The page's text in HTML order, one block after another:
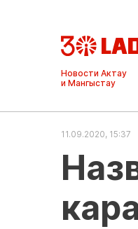
Ақтау және
Манғыстау
жаңалықтары
11.09.2020, 15:37